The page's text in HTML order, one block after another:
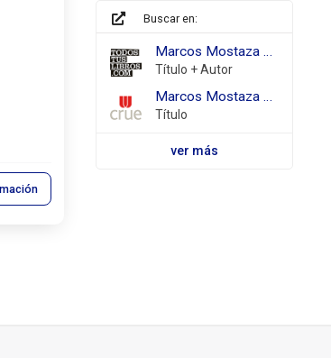
Buscar en:
todostuslibros.com Marcos Mostaza uno Nesquens, Daniel
Título + Autor
REBIUN Marcos Mostaza uno
Título
ver más